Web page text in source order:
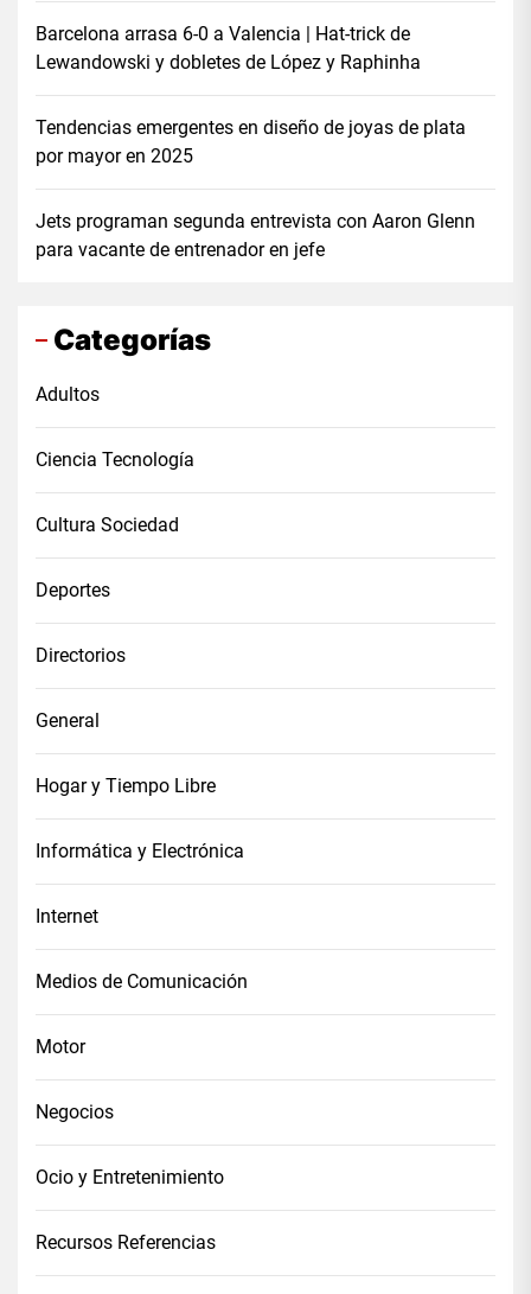
Barcelona arrasa 6-0 a Valencia | Hat-trick de
Lewandowski y dobletes de López y Raphinha
Tendencias emergentes en diseño de joyas de plata
por mayor en 2025
Jets programan segunda entrevista con Aaron Glenn
para vacante de entrenador en jefe
Categorías
Adultos
Ciencia Tecnología
Cultura Sociedad
Deportes
Directorios
General
Hogar y Tiempo Libre
Informática y Electrónica
Internet
Medios de Comunicación
Motor
Negocios
Ocio y Entretenimiento
Recursos Referencias